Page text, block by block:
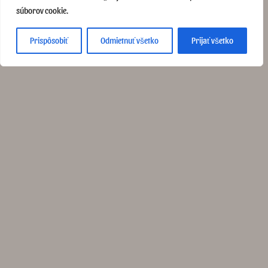
súborov cookie.
Prispôsobiť Odmietnuť všetko Prijať všetko
Briliantové prstene
Zlaté hodinky
O nás